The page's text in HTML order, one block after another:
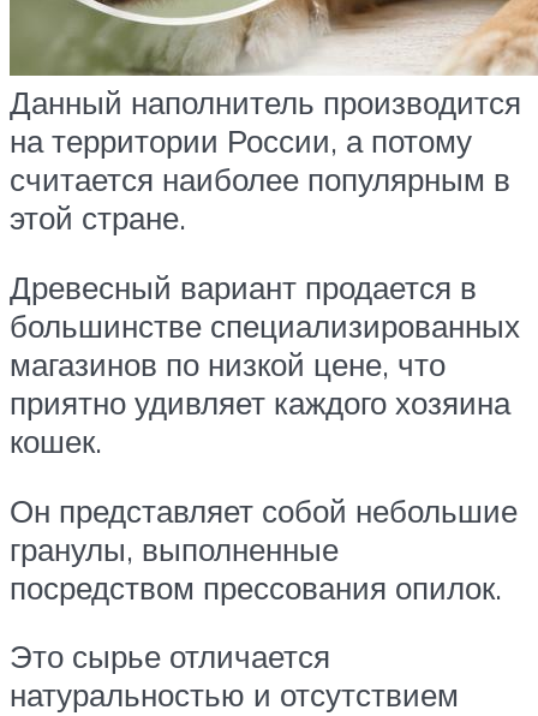
Данный наполнитель производится
на территории России, а потому
считается наиболее популярным в
этой стране.
Древесный вариант продается в
большинстве специализированных
магазинов по низкой цене, что
приятно удивляет каждого хозяина
кошек.
Он представляет собой небольшие
гранулы, выполненные
посредством прессования опилок.
Это сырье отличается
натуральностью и отсутствием